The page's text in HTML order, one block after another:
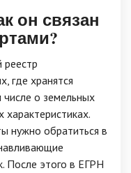
он связан
где хранятся
о земельных
характеристиках.
нужно обратиться в
После этого в ЕГРН